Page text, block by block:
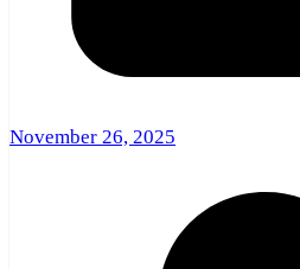
November 26, 2025